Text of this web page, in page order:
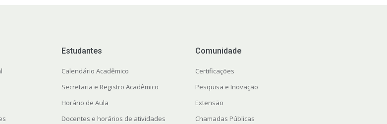
Estudantes
Calendário Acadêmico
Secretaria e Registro Acadêmico
Horário de Aula
Docentes e horários de atividades
Comunidade
Certificações
Pesquisa e Inovação
Extensão
Chamadas Públicas